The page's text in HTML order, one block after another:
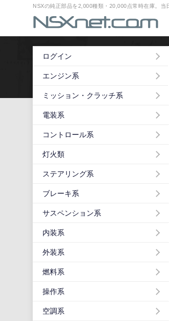
NSXの純正部品を2,000種類・20,000点常時在庫。当
ログイン
エンジン系
ミッション・クラッチ系
電装系
コントロール系
灯火類
ステアリング系
ブレーキ系
サスペンション系
内装系
外装系
燃料系
操作系
空調系